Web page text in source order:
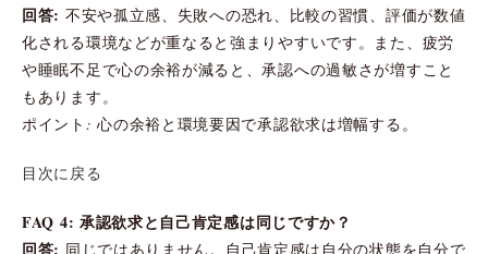
回答: 不安や孤立感、失敗への恐れ、比較の習慣、評価が数値
化される環境などが重なると強まりやすいです。また、疲労
や睡眠不足で心の余裕が減ると、承認への過敏さが増すこと
もあります。
ポイント: 心の余裕と環境要因で承認欲求は増幅する。
目次に戻る
FAQ 4: 承認欲求と自己肯定感は同じですか？
回答: 同じではありません。自己肯定感は自分の状態を自分で